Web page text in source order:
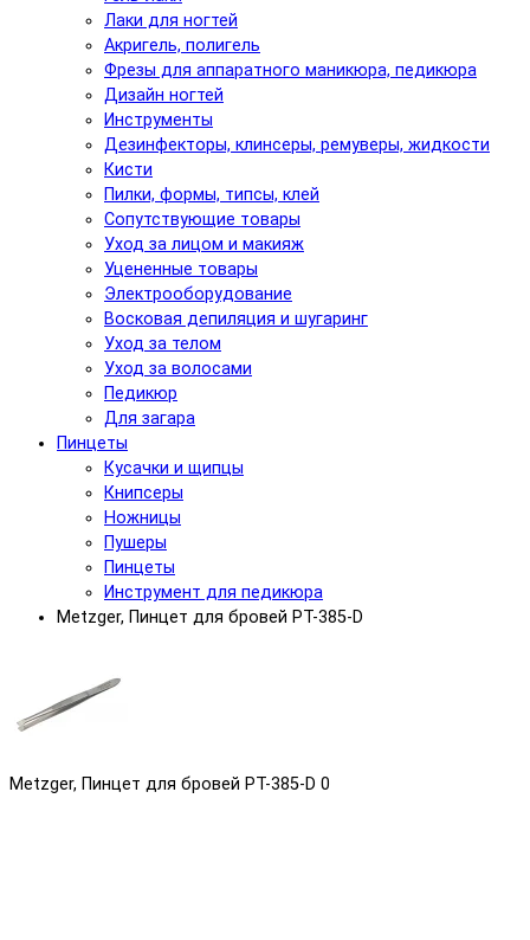
Лаки для ногтей
Акригель, полигель
Фрезы для аппаратного маникюра, педикюра
Дизайн ногтей
Инструменты
Дезинфекторы, клинсеры, ремуверы, жидкости
Кисти
Пилки, формы, типсы, клей
Сопутствующие товары
Уход за лицом и макияж
Уцененные товары
Электрооборудование
Восковая депиляция и шугаринг
Уход за телом
Уход за волосами
Педикюр
Для загара
Пинцеты
Кусачки и щипцы
Книпсеры
Ножницы
Пушеры
Пинцеты
Инструмент для педикюра
Metzger, Пинцет для бровей PT-385-D
Metzger, Пинцет для бровей PT-385-D 0